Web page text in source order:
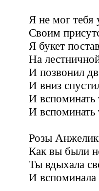
Я не мог тебя
Своим
Я букет
На
И позвонил
И вниз
И вспоминать
И вспоминать
Розы
Как вы были
Ты вдыхала
И